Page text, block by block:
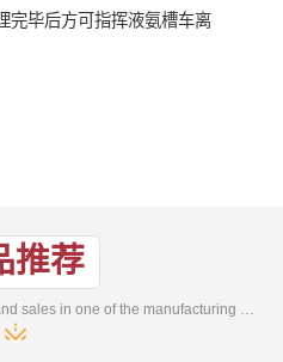
完毕后方可指挥液氨槽车离
推荐